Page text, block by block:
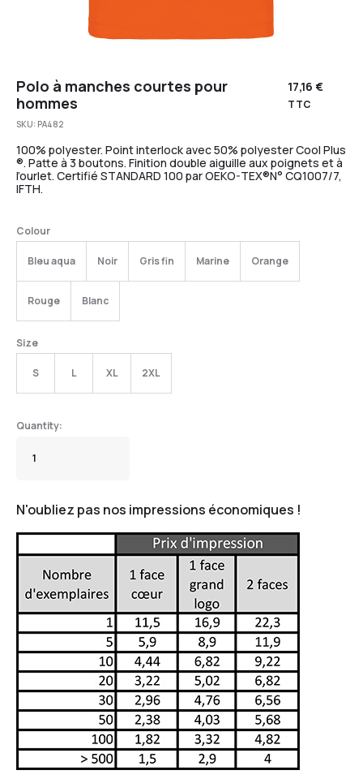
Polo à manches courtes pour
hommes
17,16€
TTC
SKU: PA482
100% polyester. Point interlock avec 50% polyester Cool Plus
®. Patte à 3 boutons. Finition double aiguille aux poignets et à
l’ourlet. Certifié STANDARD 100 par OEKO-TEX®N° CQ1007/7,
IFTH.
Colour
Bleu aqua Noir Gris fin Marine Orange
Rouge Blanc
Size
S L XL 2XL
N'oubliez pas nos impressions économiques !